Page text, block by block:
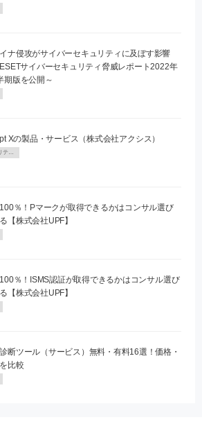
ナ侵攻がサイバーセキュリティに及ぼす影響
サイバーセキュリティ脅威レポート2022年
期版を公開～
Xの製品・サービス（株式会社アクシス）
％！Pマークが取得できるかはコンサル選び
【株式会社UPF】
％！ISMS認証が取得できるかはコンサル選び
【株式会社UPF】
断ツール（サービス）無料・有料16選！価格・
比較